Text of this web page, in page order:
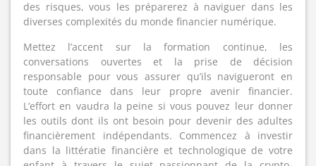
des risques, vous les préparerez à naviguer dans les
diverses complexités du monde financier numérique.
Mettez l’accent sur la formation continue, les
conversations ouvertes et la prise de décision
responsable pour vous assurer qu’ils navigueront en
toute confiance dans leur propre avenir financier.
L’effort en vaudra la peine si vous pouvez leur donner
les outils dont ils ont besoin pour devenir des adultes
financièrement indépendants. Commencez à investir
dans la littératie financière et technologique de votre